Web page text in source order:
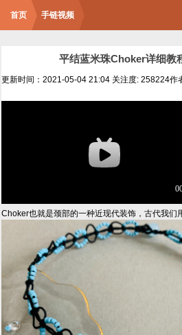
首页 手链视频
平结蓝米珠Choker详细教
更新时间：2021-05-04 21:04 关注度: 258224作
Choker也就是颈部的一种近现代装饰，古代我们